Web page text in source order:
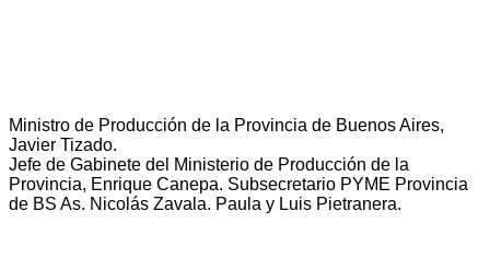
Ministro de Producción de la Provincia de Buenos Aires,
Javier Tizado.
Jefe de Gabinete del Ministerio de Producción de la
Provincia, Enrique Canepa. Subsecretario PYME Provincia
de BS As. Nicolás Zavala. Paula y Luis Pietranera.